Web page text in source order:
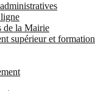
de la Mairie
supérieur et formation